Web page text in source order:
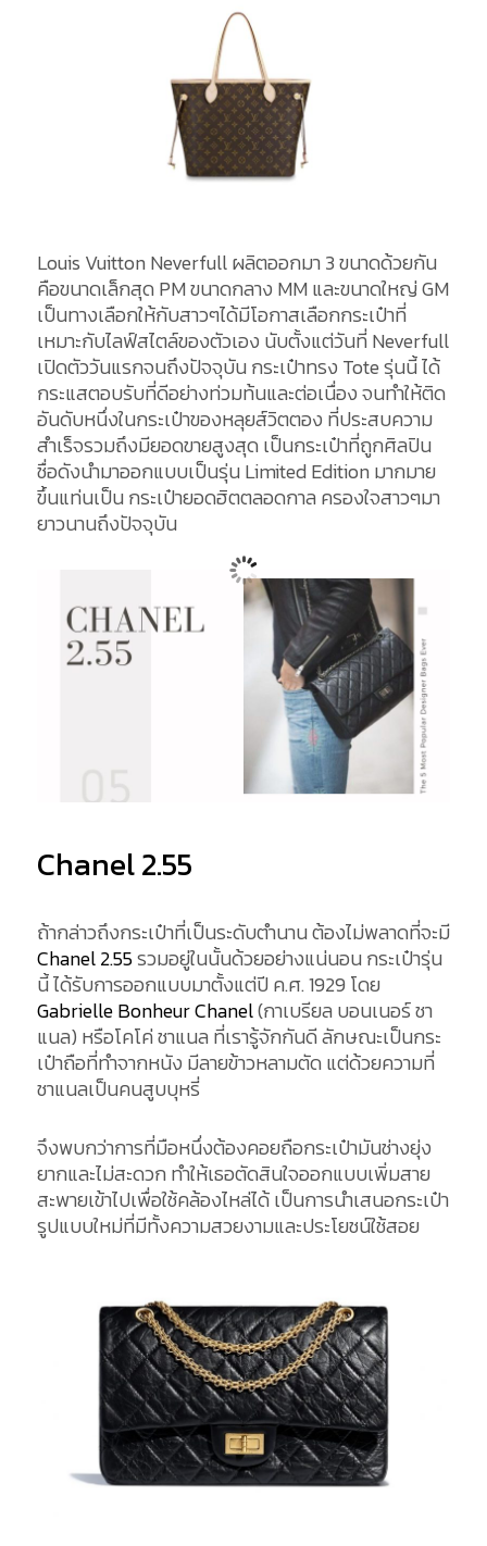
Louis Vuitton Neverfull ผลิตออกมา 3 ขนาดด้วยกัน
คือขนาดเล็กสุด PM ขนาดกลาง MM และขนาดใหญ่ GM
เป็นทางเลือกให้กับสาวๆได้มีโอกาสเลือกกระเป๋าที่
เหมาะกับไลฟ์สไตล์ของตัวเอง นับตั้งแต่วันที่ Neverfull
เปิดตัววันแรกจนถึงปัจจุบัน กระเป๋าทรง Tote รุ่นนี้ ได้
กระแสตอบรับที่ดีอย่างท่วมท้นและต่อเนื่อง จนทำให้ติด
อันดับหนึ่งในกระเป๋าของหลุยส์วิตตอง ที่ประสบความ
สำเร็จรวมถึงมียอดขายสูงสุด เป็นกระเป๋าที่ถูกศิลปิน
ชื่อดังนำมาออกแบบเป็นรุ่น Limited Edition มากมาย
ขึ้นแท่นเป็น กระเป๋ายอดฮิตตลอดกาล ครองใจสาวๆมา
ยาวนานถึงปัจจุบัน
Chanel 2.55
ถ้ากล่าวถึงกระเป๋าที่เป็นระดับตำนาน ต้องไม่พลาดที่จะมี
Chanel 2.55รวมอยู่ในนั้นด้วยอย่างแน่นอน กระเป๋ารุ่น
นี้ ได้รับการออกแบบมาตั้งแต่ปี ค.ศ. 1929 โดย
Gabrielle Bonheur Chanel(กาเบรียล บอนเนอร์ ชา
แนล) หรือโคโค่ ชาแนล ที่เรารู้จักกันดี ลักษณะเป็นกระ
เป๋าถือที่ทำจากหนัง มีลายข้าวหลามตัด แต่ด้วยความที่
ชาแนลเป็นคนสูบบุหรี่
จึงพบกว่าการที่มือหนึ่งต้องคอยถือกระเป๋ามันช่างยุ่ง
ยากและไม่สะดวก ทำให้เธอตัดสินใจออกแบบเพิ่มสาย
สะพายเข้าไปเพื่อใช้คล้องไหล่ได้ เป็นการนำเสนอกระเป๋า
รูปแบบใหม่ที่มีทั้งความสวยงามและประโยชน์ใช้สอย